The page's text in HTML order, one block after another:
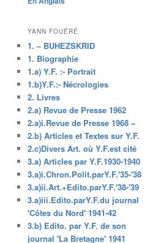
principal
YANN FOUÉRÉ
1. – BUHEZSKRID
1. Biographie
1.a) Y.F. :- Portrait
1.b)Y.F.:- Nécrologies
2. Livres
2.a) Revue de Presse 1962
2.a)i.Revue de Presse 1968 –
2.b) Articles et Textes sur Y.F.
2.c)Divers Art. où Y.F.est cité
3.a) Articles par Y.F.1930-1940
3.a)i.Chron.Polit.parY.F.'35-'38
3.a)ii.Art.+Edito.parY.F.'38-'39
3.a)iii.Edito.parY.F.du journal
'Côtes du Nord' 1941-42
3.b) Edito. par Y.F. de son
journal 'La Bretagne' 1941